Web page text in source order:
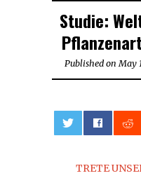
Studie:
Published on May
TRETE